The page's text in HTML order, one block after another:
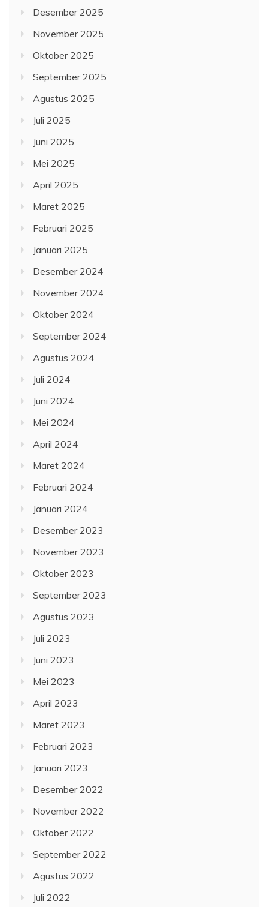
Desember 2025
November 2025
Oktober 2025
September 2025
Agustus 2025
Juli 2025
Juni 2025
Mei 2025
April 2025
Maret 2025
Februari 2025
Januari 2025
Desember 2024
November 2024
Oktober 2024
September 2024
Agustus 2024
Juli 2024
Juni 2024
Mei 2024
April 2024
Maret 2024
Februari 2024
Januari 2024
Desember 2023
November 2023
Oktober 2023
September 2023
Agustus 2023
Juli 2023
Juni 2023
Mei 2023
April 2023
Maret 2023
Februari 2023
Januari 2023
Desember 2022
November 2022
Oktober 2022
September 2022
Agustus 2022
Juli 2022